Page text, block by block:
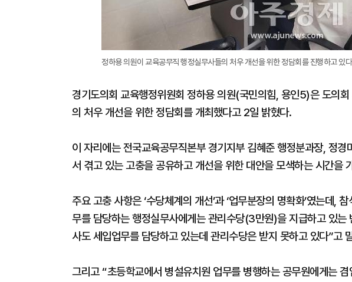
정하용 의원이 교육공무직 행정실무사들의 처우 개선을 위한 정담회를 진행하고 있
경기도의회 교육행정위원회 정하용 의원(국민의힘, 용인5)은 도의
의 처우 개선을 위한 정담회를 개최했다고 2일 밝혔다.
이 자리에는 전국교육공무직본부 경기지부 김혜준 행정분과장, 정경
서 겪고 있는 고충을 공유하고 개선을 위한 대안을 모색하는 시간을
주요 고충 사항은 ‘수당체계의 개선’과 ‘업무분장의 명확화’였는데,
무를 담당하는 행정실무사에게는 관리수당(3만원)을 지급하고 있는
사도 세입업무를 담당하고 있는데 관리수당은 받지 못하고 있다”고
그리고 “초등학교에서 병설유치원 업무를 병행하는 공무원에게는